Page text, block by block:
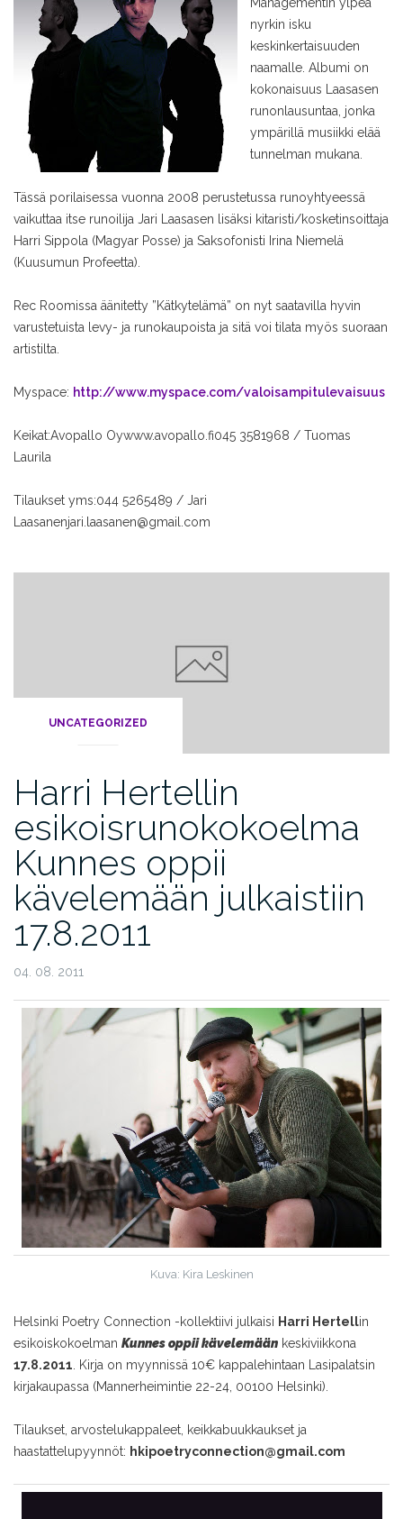
Managementin ylpeä
nyrkin isku
keskinkertaisuuden
naamalle. Albumi on
kokonaisuus Laasasen
runonlausuntaa, jonka
ympärillä musiikki elää
tunnelman mukana.
Tässä porilaisessa vuonna 2008 perustetussa runoyhtyeessä
vaikuttaa itse runoilija Jari Laasasen lisäksi kitaristi/kosketinsoittaja
Harri Sippola (Magyar Posse) ja Saksofonisti Irina Niemelä
(Kuusumun Profeetta).
Rec Roomissa äänitetty ”Kätkytelämä” on nyt saatavilla hyvin
varustetuista levy- ja runokaupoista ja sitä voi tilata myös suoraan
artistilta.
Myspace: http://www.myspace.com/valoisampitulevaisuus
Keikat:Avopallo Oywww.avopallo.fi045 3581968 / Tuomas
Laurila
Tilaukset yms:044 5265489 / Jari
Laasanenjari.laasanen@gmail.com
UNCATEGORIZED
Harri Hertellin
esikoisrunokokoelma
Kunnes oppii
kävelemään julkaistiin
17.8.2011
04. 08. 2011
Kuva: Kira Leskinen
Helsinki Poetry Connection -kollektiivi julkaisi Harri Hertellin
esikoiskokoelman Kunnes oppii kävelemään keskiviikkona
17.8.2011 . Kirja on myynnissä 10€ kappalehintaan Lasipalatsin
kirjakaupassa (Mannerheimintie 22-24, 00100 Helsinki).
Tilaukset, arvostelukappaleet, keikkabuukkaukset ja
haastattelupyynnöt: hkipoetryconnection@gmail.com